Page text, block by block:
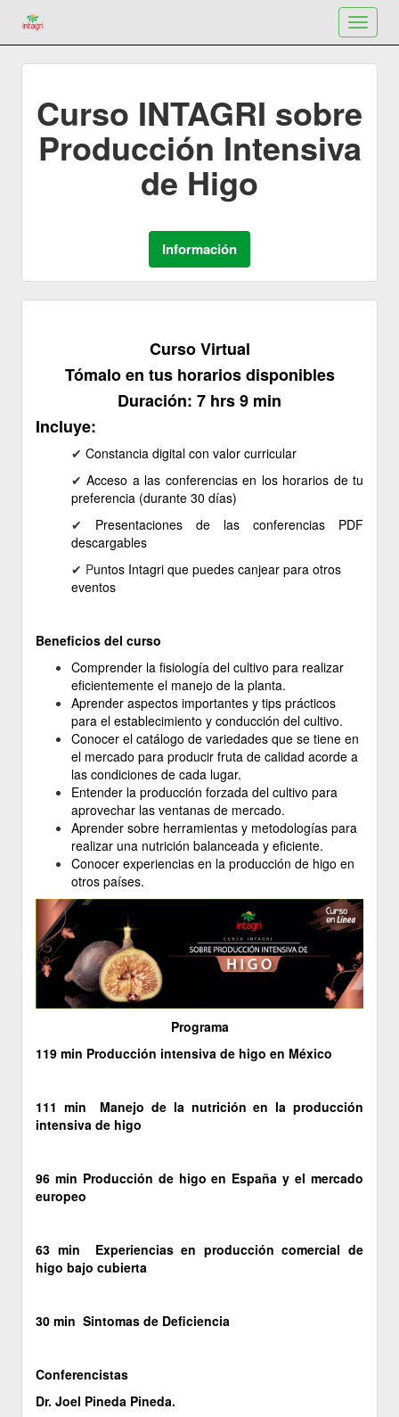
Toggle
Curso INTAGRI sobre
Producción Intensiva
de Higo
Curso Virtual
Tómalo en tus horarios disponibles
Duración: 7 hrs 9 min
Incluye:
✔ ​ Constancia digital con valor curricular
✔Acceso a las conferencias en los horarios de tu
preferencia (durante 30 días)
✔ Presentaciones de las conferencias PDF
descargables
✔ Puntos Intagri que puedes canjear para otros
eventos
Beneficios del curso
Comprender la fisiología del cultivo para realizar
eficientemente el manejo de la planta.
Aprender aspectos importantes y tips prácticos
para el establecimiento y conducción del cultivo.
Conocer el catálogo de variedades que se tiene en
el mercado para producir fruta de calidad acorde a
las condiciones de cada lugar.
Entender la producción forzada del cultivo para
aprovechar las ventanas de mercado.
Aprender sobre herramientas y metodologías para
realizar una nutrición balanceada y eficiente.
Conocer experiencias en la producción de higo en
otros países.
Programa
119 min Producción intensiva de higo en México
111 min Manejo de la nutrición en la producción
intensiva de higo
96 min Producción de higo en España y el mercado
europeo
63 min Experiencias en producción comercial de
higo bajo cubierta
30 min Sintomas de Deficiencia
Conferencistas
Dr. Joel Pineda Pineda.